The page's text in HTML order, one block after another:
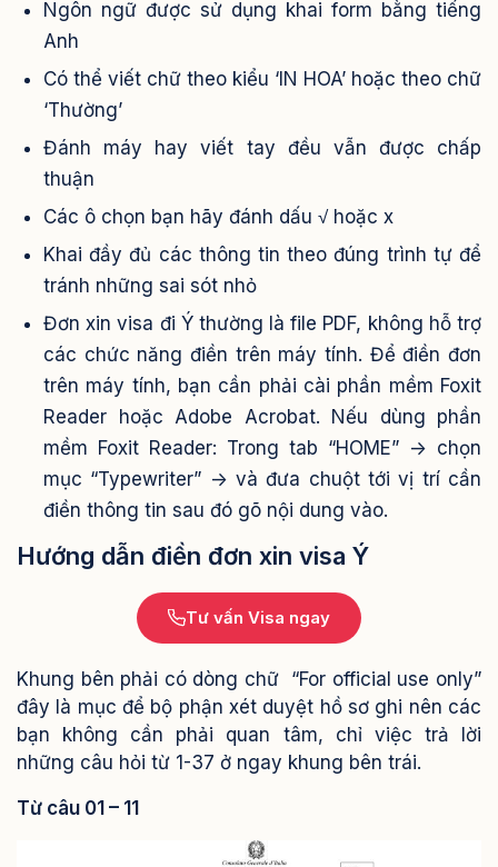
Ngôn ngữ được sử dụng khai form bằng tiếng
Anh
Có thể viết chữ theo kiểu ‘IN HOA’ hoặc theo chữ
‘Thường’
Đánh máy hay viết tay đều vẫn được chấp
thuận
Các ô chọn bạn hãy đánh dấu √ hoặc x
Khai đầy đủ các thông tin theo đúng trình tự để
tránh những sai sót nhỏ
Đơn xin visa đi Ý thường là file PDF, không hỗ trợ
các chức năng điền trên máy tính. Để điền đơn
trên máy tính, bạn cần phải cài phần mềm Foxit
Reader hoặc Adobe Acrobat. Nếu dùng phần
mềm Foxit Reader: Trong tab “HOME” -> chọn
mục “Typewriter” -> và đưa chuột tới vị trí cần
điền thông tin sau đó gõ nội dung vào.
Hướng dẫn điền đơn xin visa Ý
Tư vấn Visa ngay
Khung bên phải có dòng chữ “For official use only”
đây là mục để bộ phận xét duyệt hồ sơ ghi nên các
bạn không cần phải quan tâm, chỉ việc trả lời
những câu hỏi từ 1-37 ở ngay khung bên trái.
Từ câu 01 – 11